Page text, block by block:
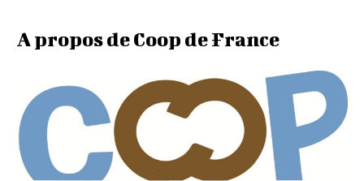
A propos de Coop de France